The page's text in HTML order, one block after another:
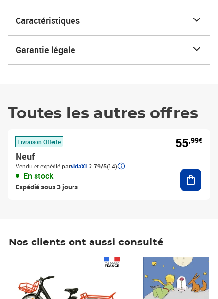
Caractéristiques
Garantie légale
Toutes les autres offres
Livraison Offerte
Neuf
Vendu et expédié parvidaXL 2.79/5(14)
En stock
Expédié sous 3 jours
55,99€
Nos clients ont aussi consulté
Prix 7,50€